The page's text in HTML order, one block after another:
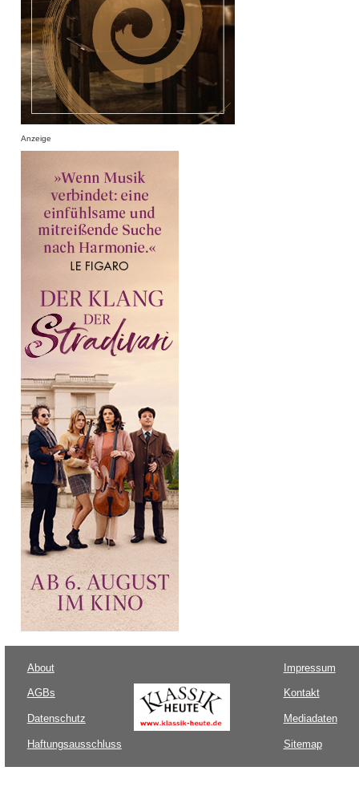
Anzeige
About
AGBs
Datenschutz
Haftungsausschluss
Impressum
Kontakt
Mediadaten
Sitemap